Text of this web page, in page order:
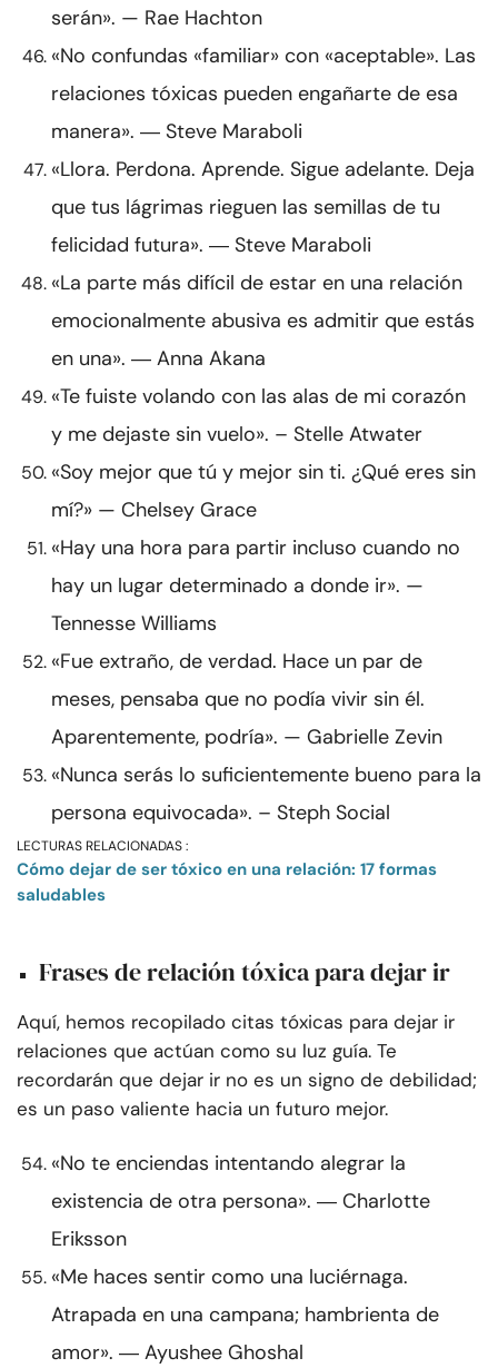
serán». — Rae Hachton
«No confundas «familiar» con «aceptable». Las
relaciones tóxicas pueden engañarte de esa
manera». ― Steve Maraboli
«Llora. Perdona. Aprende. Sigue adelante. Deja
que tus lágrimas rieguen las semillas de tu
felicidad futura». ― Steve Maraboli
«La parte más difícil de estar en una relación
emocionalmente abusiva es admitir que estás
en una». ― Anna Akana
«Te fuiste volando con las alas de mi corazón
y me dejaste sin vuelo». – Stelle Atwater
«Soy mejor que tú y mejor sin ti. ¿Qué eres sin
mí?» — Chelsey Grace
«Hay una hora para partir incluso cuando no
hay un lugar determinado a donde ir». —
Tennesse Williams
«Fue extraño, de verdad. Hace un par de
meses, pensaba que no podía vivir sin él.
Aparentemente, podría». — Gabrielle Zevin
«Nunca serás lo suficientemente bueno para la
persona equivocada». – Steph Social
LECTURAS RELACIONADAS :
Cómo dejar de ser tóxico en una relación: 17 formas
saludables
Frases de relación tóxica para dejar ir
Aquí, hemos recopilado citas tóxicas para dejar ir
relaciones que actúan como su luz guía. Te
recordarán que dejar ir no es un signo de debilidad;
es un paso valiente hacia un futuro mejor.
«No te enciendas intentando alegrar la
existencia de otra persona». ― Charlotte
Eriksson
«Me haces sentir como una luciérnaga.
Atrapada en una campana; hambrienta de
amor». ― Ayushee Ghoshal